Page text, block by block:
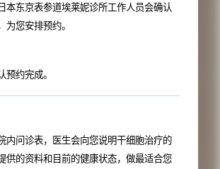
本东京表参道埃莱妮诊所工作人员会确认
为您安排预约。
预约完成。
内问诊表，医生会向您说明干细胞治疗的
供的资料和目前的健康状态，做最适合您